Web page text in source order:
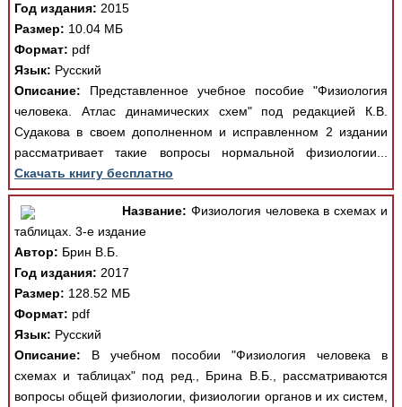
Год издания: 2015
Размер: 10.04 МБ
Формат: pdf
Язык: Русский
Описание: Представленное учебное пособие "Физиология
человека. Атлас динамических схем" под редакцией К.В.
Судакова в своем дополненном и исправленном 2 издании
рассматривает такие вопросы нормальной физиологии...
Скачать книгу бесплатно
Название: Физиология человека в схемах и
таблицах. 3-е издание
Автор: Брин В.Б.
Год издания: 2017
Размер: 128.52 МБ
Формат: pdf
Язык: Русский
Описание: В учебном пособии "Физиология человека в
схемах и таблицах" под ред., Брина В.Б., рассматриваются
вопросы общей физиологии, физиологии органов и их систем,